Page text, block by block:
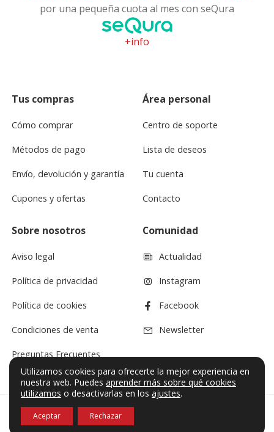
por una pequeña cuota al mes con seQura
+info
Tus compras
Cómo comprar
Métodos de pago
Envío, devolución y garantía
Cupones y ofertas
Área personal
Centro de soporte
Lista de deseos
Tu cuenta
Contacto
Sobre nosotros
Aviso legal
Política de privacidad
Política de cookies
Condiciones de venta
Preguntas Frecuentes
Comunidad
Actualidad
Instagram
Facebook
Newsletter
© VF Sound 2026. Todos los derechos reservados.
Utilizamos cookies para ofrecerte la mejor experiencia en
nuestra web. Puedes aprender más sobre qué cookies
utilizamos o desactivarlas en los ajustes.
Aceptar Rechazar